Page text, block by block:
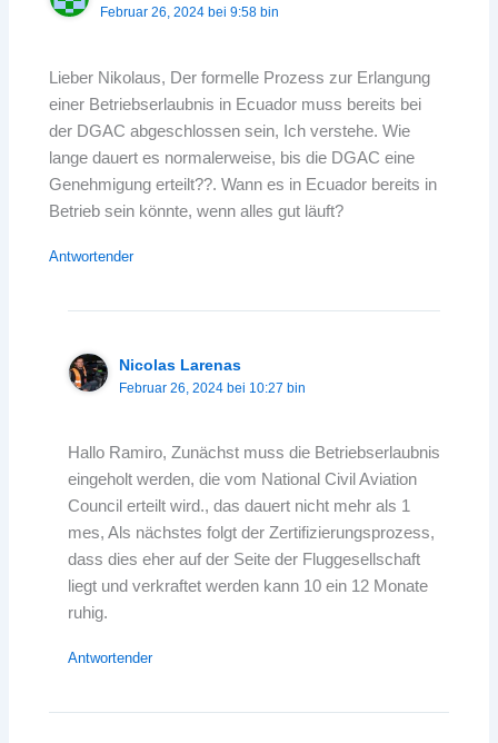
Februar 26, 2024 bei 9:58 bin
Lieber Nikolaus, Der formelle Prozess zur Erlangung
einer Betriebserlaubnis in Ecuador muss bereits bei
der DGAC abgeschlossen sein, Ich verstehe. Wie
lange dauert es normalerweise, bis die DGAC eine
Genehmigung erteilt??. Wann es in Ecuador bereits in
Betrieb sein könnte, wenn alles gut läuft?
Antwortender
Nicolas Larenas
Februar 26, 2024 bei 10:27 bin
Hallo Ramiro, Zunächst muss die Betriebserlaubnis
eingeholt werden, die vom National Civil Aviation
Council erteilt wird., das dauert nicht mehr als 1
mes, Als nächstes folgt der Zertifizierungsprozess,
dass dies eher auf der Seite der Fluggesellschaft
liegt und verkraftet werden kann 10 ein 12 Monate
ruhig.
Antwortender